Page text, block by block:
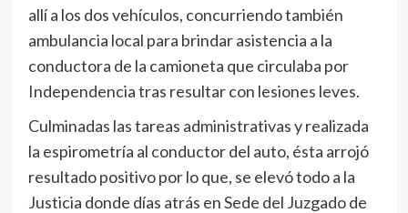
allí a los dos vehículos, concurriendo también
ambulancia local para brindar asistencia a la
conductora de la camioneta que circulaba por
Independencia tras resultar con lesiones leves.
Culminadas las tareas administrativas y realizada
la espirometría al conductor del auto, ésta arrojó
resultado positivo por lo que, se elevó todo a la
Justicia donde días atrás en Sede del Juzgado de